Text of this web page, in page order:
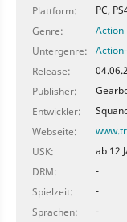
Plattform:
PC,
Genre:
Action
Untergenre:
Release:
Publisher:
Entwickler:
Webseite:
USK:
ab 12
DRM:
-
Spielzeit:
-
Sprachen:
-